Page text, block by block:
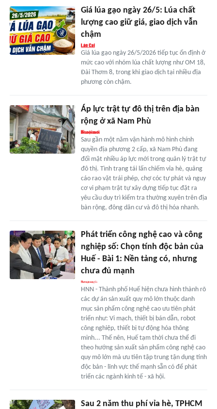
Giá lúa gạo ngày 26/5: Lúa chất
lượng cao giữ giá, giao dịch vẫn
chậm
Giá lúa gạo ngày 26/5/2026 tiếp tục ổn định ở
mức cao với nhóm lúa chất lượng như OM 18,
Đài Thơm 8, trong khi giao dịch tại nhiều địa
phương còn chậm.
Áp lực trật tự đô thị trên địa bàn
rộng ở xã Nam Phù
Sau gần một năm vận hành mô hình chính
quyền địa phương 2 cấp, xã Nam Phù đang
đối mặt nhiều áp lực mới trong quản lý trật tự
đô thị. Tình trạng tái lấn chiếm vỉa hè, quảng
cáo rao vặt trái phép, chợ cóc tự phát và nguy
cơ vi phạm trật tự xây dựng tiếp tục đặt ra
yêu cầu duy trì kiểm tra thường xuyên trên địa
bàn rộng, đông dân cư và đô thị hóa nhanh.
Phát triển công nghệ cao và công
nghiệp số: Chọn tính độc bản của
Huế - Bài 1: Nền tảng có, nhưng
chưa đủ mạnh
HNN - Thành phố Huế hiện chưa hình thành rõ
các dự án sản xuất quy mô lớn thuộc danh
mục sản phẩm công nghệ cao ưu tiên phát
triển như: Vi mạch, thiết bị bán dẫn, robot
công nghiệp, thiết bị tự động hóa thông
minh... Thế nên, Huế tạm thời chưa thể đi
theo hướng sản xuất sản phẩm công nghệ cao
quy mô lớn mà ưu tiên tập trung tận dụng tính
độc bản - lĩnh vực thế mạnh sẵn có để phát
triển các ngành kinh tế - xã hội.
Sau 2 năm thu phí vỉa hè, TPHCM